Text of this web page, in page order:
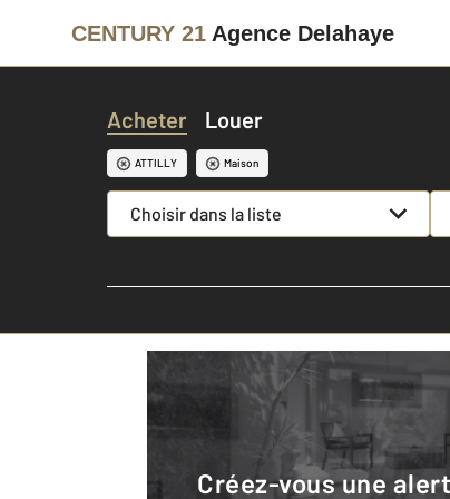
CENTURY 21 Agence Delahaye
Acheter Louer
ATTILLY Maison
Choisir dans la liste
Créez-vous une alerte mail pour être averti quand une annonce est en ligne et consultez la